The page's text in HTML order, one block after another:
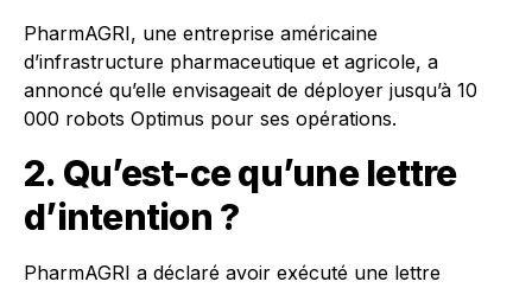
PharmAGRI, une entreprise américaine
d’infrastructure pharmaceutique et agricole, a
annoncé qu’elle envisageait de déployer jusqu’à 10
000 robots Optimus pour ses opérations.
2. Qu’est-ce qu’une lettre
d’intention ?
PharmAGRI a déclaré avoir exécuté une lettre